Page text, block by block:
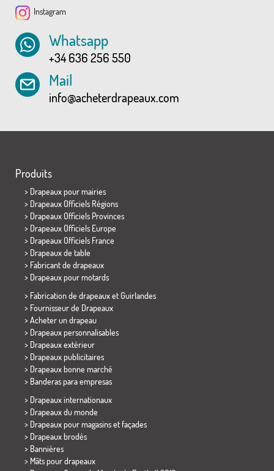
Instagram
Whatsapp
+34 636 256 550
Mail
info@acheterdrapeaux.com
Produits
> Drapeaux pour mairies
> Drapeaux Officiels Régions
> Drapeaux Officiels Provinces
> Drapeaux Officiels Europe
> Drapeaux Officiels France
> Drapeaux de table
> Fabricant de drapeaux
> Drapeaux pour motards
> Fabrication de drapeaux et Guirlandes
> Fournisseur de Drapeaux
> Acheter un drapeau
> Drapeaux personnalisables
> Drapeaux extérieur
> Drapeaux publicitaires
> Drapeaux bonne marché
> Banderas para empresas
> Drapeaux internationaux
> Drapeaux du monde
> Drapeaux pour magasins et façades
> Drapeaux brodés
> Bannières
> Mâts pour drapeaux